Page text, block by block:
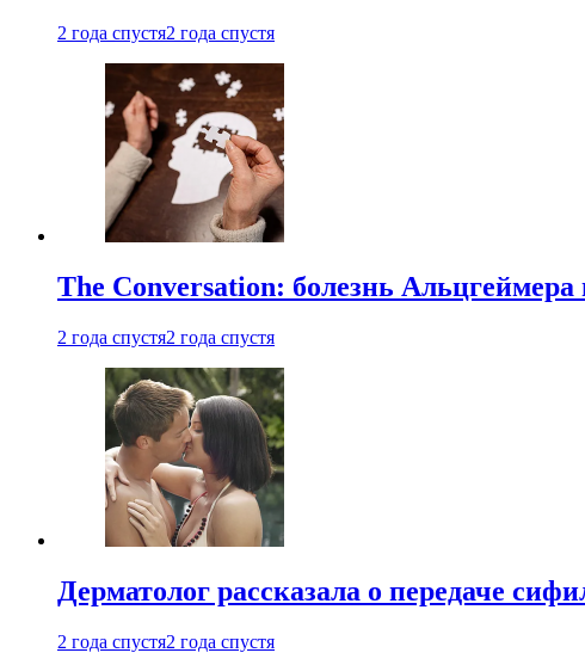
2 года спустя2 года спустя
The Conversation: болезнь
2 года спустя2 года спустя
Дерматолог рассказала о передаче
2 года спустя2 года спустя